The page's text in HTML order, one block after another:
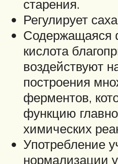
старения.
Регулирует
Содержащаяся
кислота
воздействуют
построения
ферментов,
функцию
химических
Употребление
нормализации